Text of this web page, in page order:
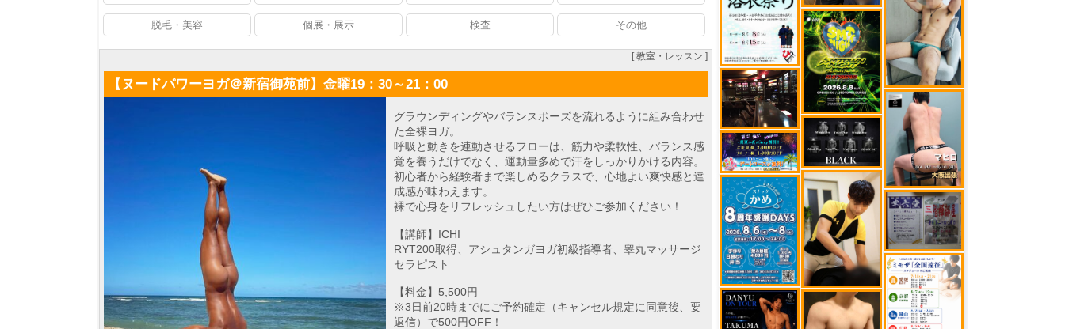
脱毛・美容 個展・展示 検査 その他
[ 教室・レッスン ]
【ヌードパワーヨガ＠新宿御苑前】金曜19：30～21：00
グラウンディングやバランスポーズを流れるように組み合わせ
た全裸ヨガ。
呼吸と動きを連動させるフローは、筋力や柔軟性、バランス感
覚を養うだけでなく、運動量多めで汗をしっかりかける内容。
初心者から経験者まで楽しめるクラスで、心地よい爽快感と達
成感が味わえます。
裸で心身をリフレッシュしたい方はぜひご参加ください！
【講師】ICHI
RYT200取得、アシュタンガヨガ初級指導者、睾丸マッサージ
セラピスト
【料金】5,500円
※3日前20時までにご予約確定（キャンセル規定に同意後、要
返信）で500円OFF！